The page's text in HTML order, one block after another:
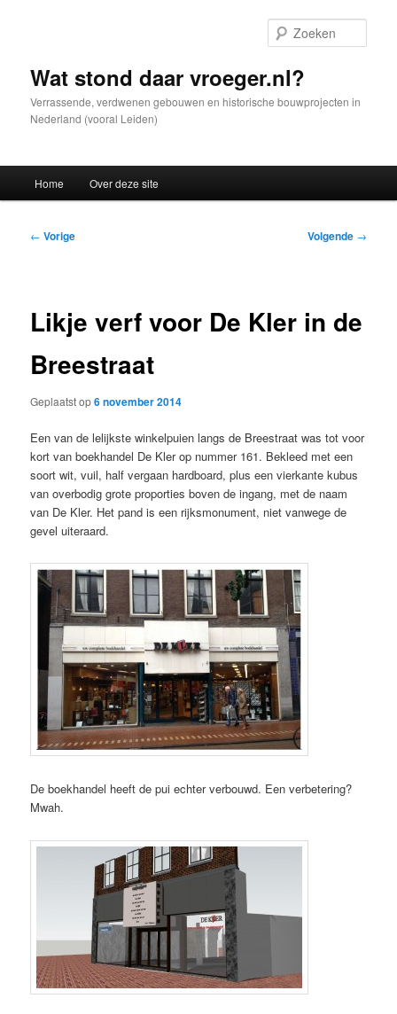
inhoudWat stond daar vroeger.nl?
Verrassende, verdwenen gebouwen en historische bouwprojecten in
Nederland (vooral Leiden)
Home Over deze site
Bericht
← Vorige Volgende →
Likje verf voor De Kler in de
Breestraat
Geplaatst op6 november 2014
Een van de lelijkste winkelpuien langs de Breestraat was tot voor
kort van boekhandel De Kler op nummer 161. Bekleed met een
soort wit, vuil, half vergaan hardboard, plus een vierkante kubus
van overbodig grote proporties boven de ingang, met de naam
van De Kler. Het pand is een rijksmonument, niet vanwege de
gevel uiteraard.
De boekhandel heeft de pui echter verbouwd. Een verbetering?
Mwah.